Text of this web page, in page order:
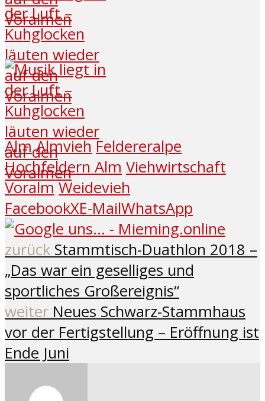
Alm Almvieh Feldereralpe
Hochfeldern Alm Viehwirtschaft
Voralm Weidevieh
FacebookXE-MailWhatsApp
zurück Stammtisch-Duathlon 2018 –
„Das war ein geselliges und
sportliches Großereignis“
weiter Neues Schwarz-Stammhaus
vor der Fertigstellung – Eröffnung ist
Ende Juni